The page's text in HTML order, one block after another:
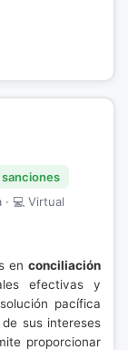
· 💻 Virtual
en conciliación
efectivas y
pacífica
sus intereses
proporcionar